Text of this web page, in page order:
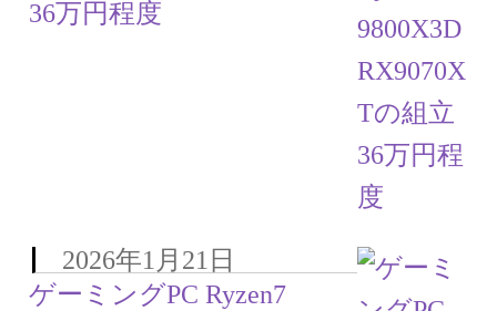
36万円程度
ゲーミングPC Ryzen7
2026年1月21日